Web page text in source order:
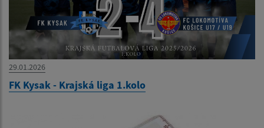
29.01.2026
FK Kysak - Krajská liga 1.kolo